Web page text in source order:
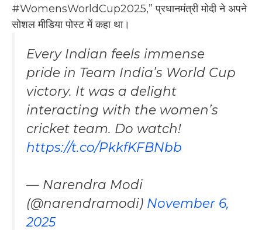
#WomensWorldCup2025,” प्रधानमंत्री मोदी ने अपने
सोशल मीडिया पोस्ट में कहा था।
Every Indian feels immense
pride in Team India’s World Cup
victory. It was a delight
interacting with the women’s
cricket team. Do watch!
https://t.co/PkkfKFBNbb
— Narendra Modi
(@narendramodi) November 6,
2025